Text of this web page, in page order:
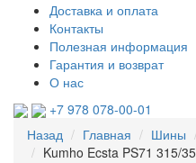
Доставка и оплата
Контакты
Полезная информация
Гарантия и возврат
О нас
+7 978 078-00-01
Назад
Главная Шины
Kumho Ecsta PS71 315/